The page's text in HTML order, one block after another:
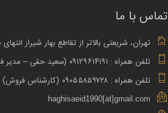
تماس با ما
تهران، شریعتی بالاتر از تقاطع بهار شیراز
تلفن همراه : ۰۹۱۲۹۶۱۴۱۹۱ (سعید حقی – مدیر فروش)
تلفن همراه : ۰۹۰۵۵۸۵۹۷۲۸ (کارشناس فروش)
haghisaeid1990[at]gmail.com